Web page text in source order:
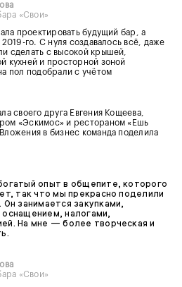
«Свои»
проектировать будущий бар, а
го. С нуля создавалось всё, даже
сделать с высокой крышей,
кухней и просторной зоной
пол подобрали с учётом
своего друга Евгения Кощеева,
«Эскимос» и рестораном «Ешь
в бизнес команда поделила
опыт в общепите, которого
так что мы прекрасно поделили
Он занимается закупками,
оснащением, налогами,
На мне — более творческая и
«Свои»